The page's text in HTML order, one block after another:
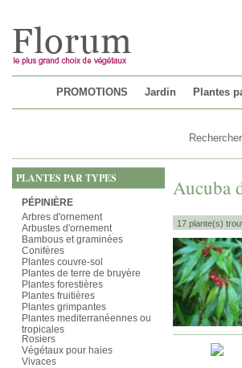
PROMOTIONS Jardin Plantes
PLANTES PAR TYPES
PÉPINIÈRE
Arbres d'ornement
Arbustes d'ornement
Bambous et graminées
Conifères
Plantes couvre-sol
Plantes de terre de bruyère
Plantes forestières
Plantes fruitières
Plantes grimpantes
Plantes mediterranéennes ou
tropicales
Rosiers
Végétaux pour haies
Vivaces
Aucuba
17 plante(s)